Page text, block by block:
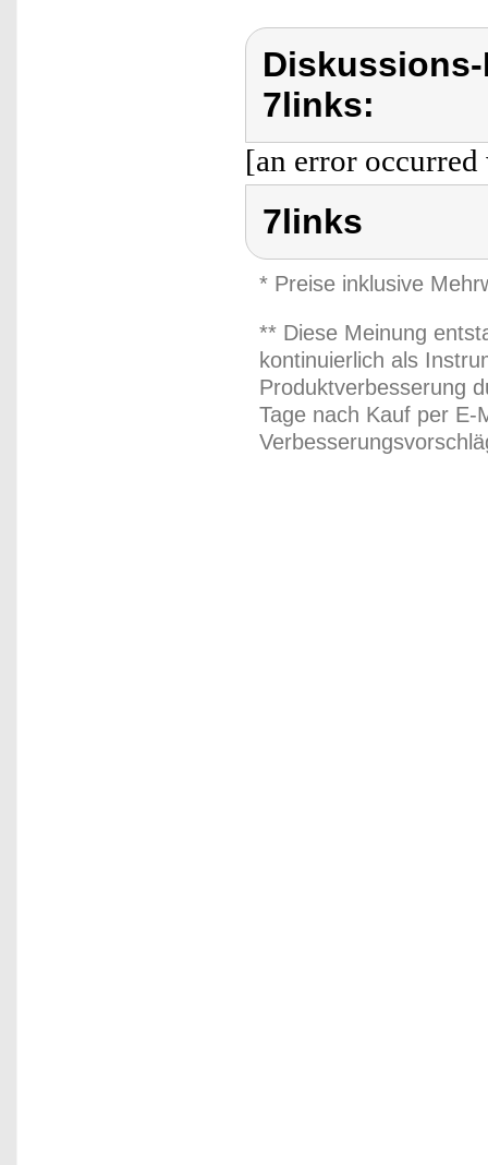
7links:
[an error
7links
* Preise inklusive
** Diese Meinung
kontinuierlich als
Produktverbesserung
Tage nach Kauf per E-